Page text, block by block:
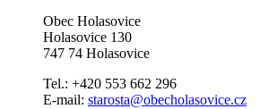
Obec Holasovice
Holasovice 130
747 74 Holasovice
Tel.: +420 553 662 296
E-mail: starosta@obecholasovice.cz